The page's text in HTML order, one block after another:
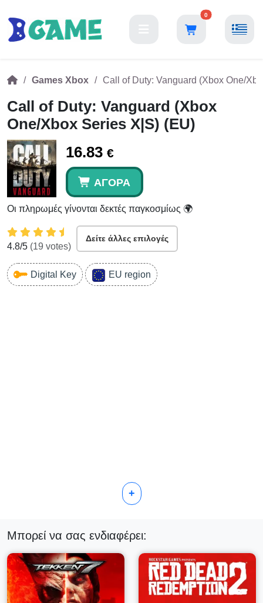
0
Games Xbox Call of Duty: Vanguard (Xbox One/
Call of Duty: Vanguard (Xbox
One/Xbox Series X|S) (EU)
16.83 €
ΑΓΟΡΆ
Οι πληρωμές γίνονται δεκτές παγκοσμίως 🌍
4.8/5 (19 votes)
Δείτε άλλες επιλογές
Digital Key EU region
+
Μπορεί να σας ενδιαφέρει: